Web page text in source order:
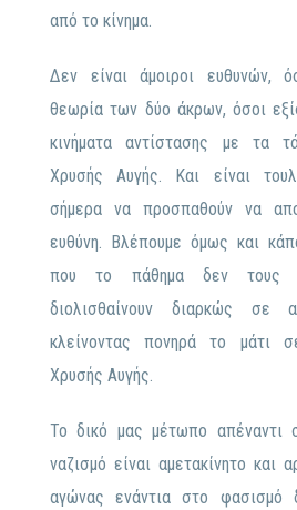
από το κίνημα.
Δεν είναι άμοιροι ευθυνών,
θεωρία των δύο άκρων, όσοι
κινήματα αντίστασης με τα
Χρυσής Αυγής. Και είναι
σήμερα να προσπαθούν να
ευθύνη. Βλέπουμε όμως και
που το πάθημα δεν τους
διολισθαίνουν διαρκώς σε
κλείνοντας πονηρά το μάτι
Χρυσής Αυγής.
Το δικό μας μέτωπο απέναντι
ναζισμό είναι αμετακίνητο και
αγώνας ενάντια στο φασισμό